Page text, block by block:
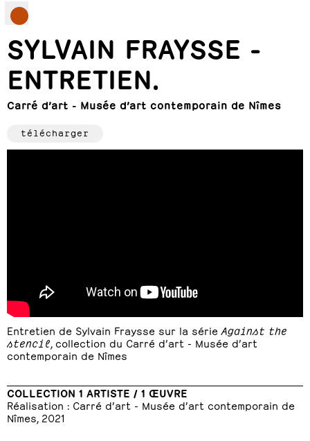
SYLVAIN FRAYSSE -
ENTRETIEN.
Carré d’art - Musée d’art contemporain de Nîmes
télécharger
Entretien de Sylvain Fraysse sur la série Against the
stencil , collection du Carré d’art - Musée d’art
contemporain de Nîmes
COLLECTION 1 ARTISTE / 1 ŒUVRE
Réalisation : Carré d’art - Musée d’art contemporain de
Nîmes, 2021